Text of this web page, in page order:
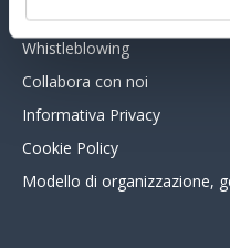
Chi siamo
Whistleblowing
Collabora con noi
Informativa Privacy
Cookie Policy
Modello di organizzazione,